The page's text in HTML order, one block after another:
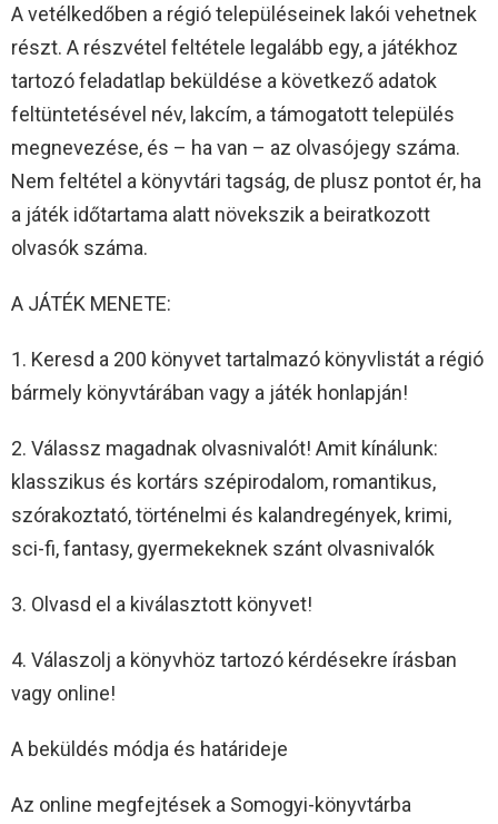
A vetélkedőben a régió településeinek lakói vehetnek
részt. A részvétel feltétele legalább egy, a játékhoz
tartozó feladatlap beküldése a következő adatok
feltüntetésével név, lakcím, a támogatott település
megnevezése, és – ha van – az olvasójegy száma.
Nem feltétel a könyvtári tagság, de plusz pontot ér, ha
a játék időtartama alatt növekszik a beiratkozott
olvasók száma.
A JÁTÉK MENETE:
1. Keresd a 200 könyvet tartalmazó könyvlistát a régió
bármely könyvtárában vagy a játék honlapján!
2. Válassz magadnak olvasnivalót! Amit kínálunk:
klasszikus és kortárs szépirodalom, romantikus,
szórakoztató, történelmi és kalandregények, krimi,
sci-fi, fantasy, gyermekeknek szánt olvasnivalók
3. Olvasd el a kiválasztott könyvet!
4. Válaszolj a könyvhöz tartozó kérdésekre írásban
vagy online!
A beküldés módja és határideje
Az online megfejtések a Somogyi-könyvtárba